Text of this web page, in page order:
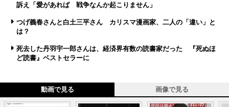
訴え「愛があれば 戦争なんか起こりません」
つげ義春さんと白土三平さん カリスマ漫画家、二人の「違い」と
は？
死去した丹羽宇一郎さんは、経済界有数の読書家だった 『死ぬほ
ど読書』ベストセラーに
動画で見る 画像で見る